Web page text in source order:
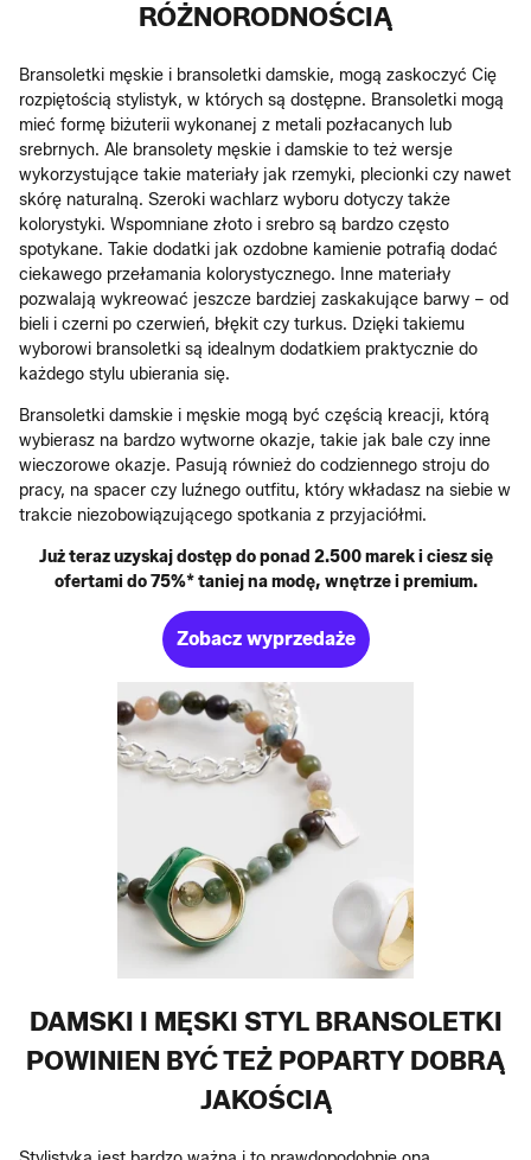
RÓŻNORODNOŚCIĄ
Bransoletki męskie i bransoletki damskie, mogą zaskoczyć Cię
rozpiętością stylistyk, w których są dostępne. Bransoletki mogą
mieć formę biżuterii wykonanej z metali pozłacanych lub
srebrnych. Ale bransolety męskie i damskie to też wersje
wykorzystujące takie materiały jak rzemyki, plecionki czy nawet
skórę naturalną. Szeroki wachlarz wyboru dotyczy także
kolorystyki. Wspomniane złoto i srebro są bardzo często
spotykane. Takie dodatki jak ozdobne kamienie potrafią dodać
ciekawego przełamania kolorystycznego. Inne materiały
pozwalają wykreować jeszcze bardziej zaskakujące barwy – od
bieli i czerni po czerwień, błękit czy turkus. Dzięki takiemu
wyborowi bransoletki są idealnym dodatkiem praktycznie do
każdego stylu ubierania się.
Bransoletki damskie i męskie mogą być częścią kreacji, którą
wybierasz na bardzo wytworne okazje, takie jak bale czy inne
wieczorowe okazje. Pasują również do codziennego stroju do
pracy, na spacer czy luźnego outfitu, który wkładasz na siebie w
trakcie niezobowiązującego spotkania z przyjaciółmi.
Już teraz uzyskaj dostęp do ponad 2.500 marek i ciesz się
ofertami do 75%* taniej na modę, wnętrze i premium.
Zobacz wyprzedaże
DAMSKI I MĘSKI STYL BRANSOLETKI
POWINIEN BYĆ TEŻ POPARTY DOBRĄ
JAKOŚCIĄ